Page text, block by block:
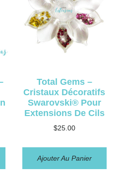
Total Gems –
Cristaux Décoratifs
Swarovski® Pour
Extensions De Cils
$25.00
Ajouter Au Panier